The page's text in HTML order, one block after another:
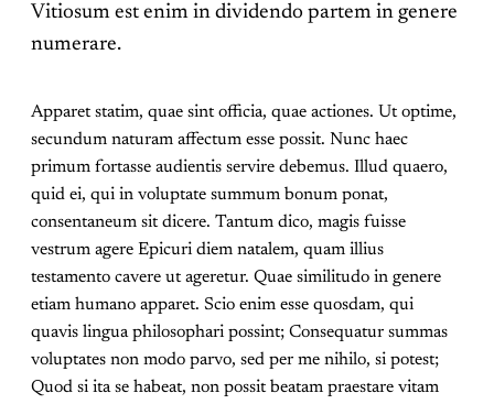
Vitiosum est enim in dividendo partem in genere
numerare.
Apparet statim, quae sint officia, quae actiones. Ut optime,
secundum naturam affectum esse possit. Nunc haec
primum fortasse audientis servire debemus. Illud quaero,
quid ei, qui in voluptate summum bonum ponat,
consentaneum sit dicere. Tantum dico, magis fuisse
vestrum agere Epicuri diem natalem, quam illius
testamento cavere ut ageretur. Quae similitudo in genere
etiam humano apparet. Scio enim esse quosdam, qui
quavis lingua philosophari possint; Consequatur summas
voluptates non modo parvo, sed per me nihilo, si potest;
Quod si ita se habeat, non possit beatam praestare vitam